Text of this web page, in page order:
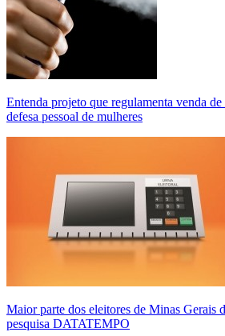
Entenda projeto que regulamenta venda
defesa pessoal de mulheres
Maior parte dos eleitores de Minas Gerais
pesquisa DATATEMPO